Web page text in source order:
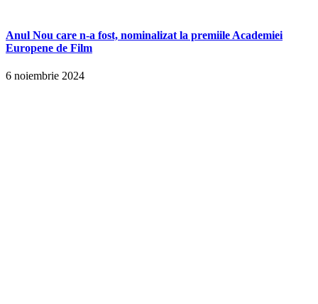
Anul Nou care n-a fost, nominalizat la premiile Academiei
Europene de Film
6 noiembrie 2024